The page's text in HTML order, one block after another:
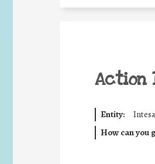
Action
Entity:
How can you